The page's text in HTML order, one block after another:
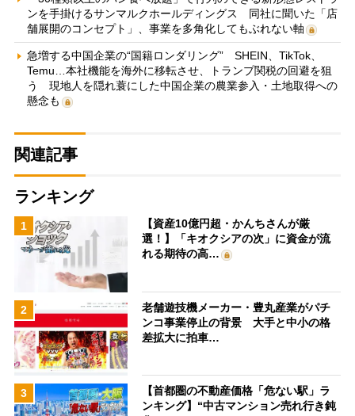
ンを手掛けるサンマルクホールディングス 同社に聞いた「店
舗展開のコンセプト」、事業を多角化してもぶれない軸
急増する中国企業の“国籍ロンダリング” SHEIN、TikTok、
Temu…本社機能を海外に移転させ、トランプ関税の回避を狙
う 現地人を隠れ蓑にした中国企業の農業参入・土地取得への
懸念も
関連記事
ランキング
1
【資産10億円超・かんちさんが厳
選！】「キオクシアの次」に資金が流
れる期待の高…
2
老舗遊技機メーカー・豊丸産業がパチ
ンコ事業停止の背景 大手と中小の格
差拡大に拍車…
3
【首都圏の不動産価格「危ない駅」ラ
ンキング】“中古マンション売れ行き鈍